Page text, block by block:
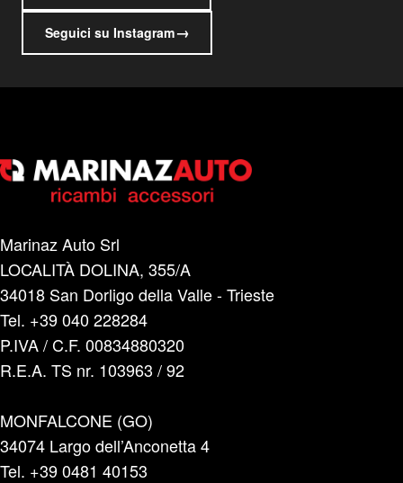
Seguici su Instagram→
Marinaz Auto Srl
LOCALITÀ DOLINA, 355/A
34018 San Dorligo della Valle - Trieste
Tel. +39 040 228284
P.IVA / C.F. 00834880320
R.E.A. TS nr. 103963 / 92
MONFALCONE (GO)
34074 Largo dell’Anconetta 4
Tel. +39 0481 40153